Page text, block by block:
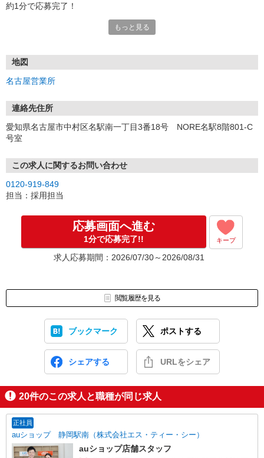
約1分で応募完了！
①応募から3営業日を目安に、メールorお電話でご連絡します。
★スマホでWEB面接（LINEなど）・出張面接・事務所面接と選べま
す
③面接実施（履歴書不要）
④勤務開始（スタート日は応相談）
お気軽にご応募ください♪
もっと見る
地図
名古屋営業所
連絡先住所
愛知県名古屋市中村区名駅南一丁目3番18号 NORE名駅8階801-C
号室
この求人に関するお問い合わせ
0120-919-849
担当：採用担当
応募画面へ進む
1分で応募完了!! キープ
求人応募期間：2026/07/30～2026/08/31
閲覧履歴を見る
ブックマーク ポストする
シェアする URLをシェア
20件のこの求人と職種が同じ求人
正社員
auショップ 静岡駅南（株式会社エス・ティー・シー）
auショップ店舗スタッフ